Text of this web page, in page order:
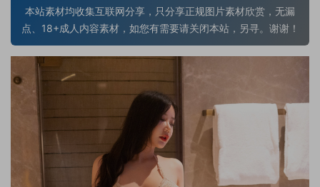
本站素材均收集互联网分享，只分享正规图片素材欣赏，无漏
点、18+成人内容素材，如您有需要请关闭本站，另寻。谢谢！